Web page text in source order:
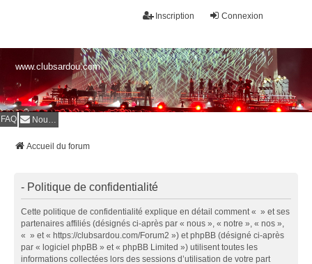
Connexion
Inscription
www.clubsardou.com
FAQ Nous contacter
Accueil du forum
- Politique de confidentialité
Cette politique de confidentialité explique en détail comment « » et ses
partenaires affiliés (désignés ci-après par « nous », « notre », « nos »,
« » et « https://clubsardou.com/Forum2 ») et phpBB (désigné ci-après
par « logiciel phpBB » et « phpBB Limited ») utilisent toutes les
informations collectées lors des sessions d’utilisation de votre part